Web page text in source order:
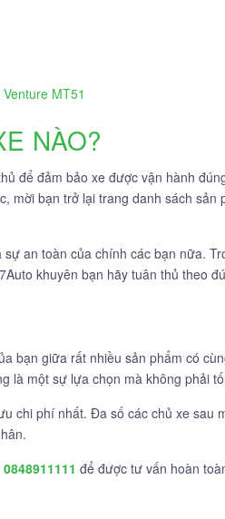
MT51
NÀO?
để đảm bảo xe được vận hành
bạn trở lại trang danh sách
an toàn của chính các bạn nữa.
khuyên bạn hãy tuân thủ theo
bạn giữa rất nhiều sản phẩm có
là một sự lựa chọn mà không phải
chi phí nhất. Đa số các chủ xe sau
0848911111 để được tư vấn hoàn